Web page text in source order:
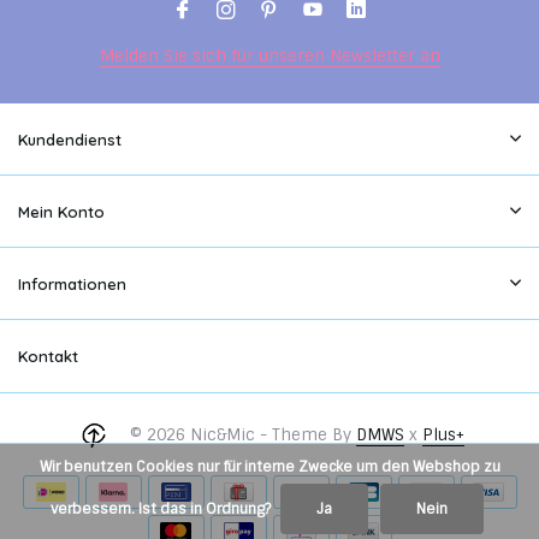
Melden Sie sich für unseren Newsletter an
Kundendienst
Mein Konto
Informationen
Kontakt
© 2026 Nic&Mic - Theme By DMWS x Plus+
Wir benutzen Cookies nur für interne Zwecke um den Webshop zu
verbessern. Ist das in Ordnung? Ja Nein